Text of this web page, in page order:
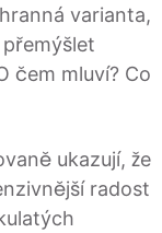
varianta,
čem mluví? Co
ukazují, že
radost